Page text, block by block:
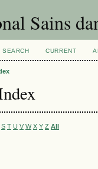
Sains
SEARCH CURRENT
S T U V W X Y Z All